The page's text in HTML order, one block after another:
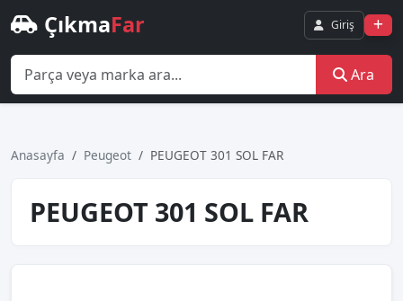
ÇıkmaFar Giriş
Ara
Anasayfa Peugeot PEUGEOT 301 SOL FAR
PEUGEOT 301 SOL FAR